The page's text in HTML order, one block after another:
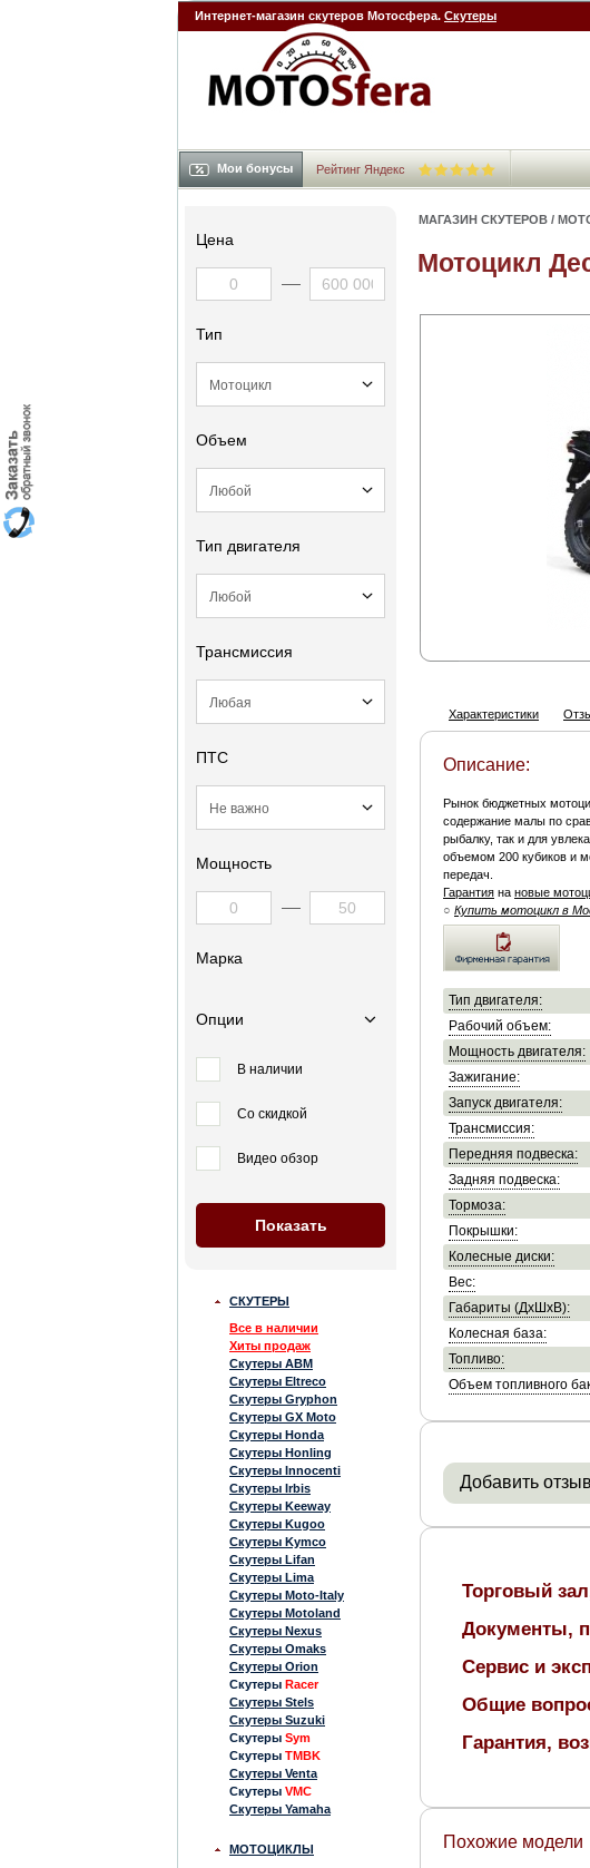
Интернет-магазин скутеров Мотосфера. Скутеры
Мои бонусы Рейтинг Яндекс
Цена
Тип
Объем
Тип двигателя
Трансмиссия
ПТС
Мощность
Марка
Опции
В наличии
Со скидкой
Видео обзор
СКУТЕРЫ
Все в наличии
Хиты продаж
Скутеры ABM
Скутеры Eltreco
Скутеры Gryphon
Скутеры GX Moto
Скутеры Honda
Скутеры Honling
Скутеры Innocenti
Скутеры Irbis
Скутеры Keeway
Скутеры Kugoo
Скутеры Kymco
Скутеры Lifan
Скутеры Lima
Скутеры Moto-Italy
Скутеры Motoland
Скутеры Nexus
Скутеры Omaks
Скутеры Orion
Скутеры Racer
Скутеры Stels
Скутеры Suzuki
Скутеры Sym
Скутеры TMBK
Скутеры Venta
Скутеры VMC
Скутеры Yamaha
МОТОЦИКЛЫ
МАГАЗИН СКУТЕРОВ /
Мотоцикл
Характеристики
Описание:
Рынок бюджетных
содержание малы по
рыбалку, так и для
объемом 200 кубиков и
передач.
Гарантия на новые
○ Купить мотоцикл в
Тип двигателя:
Рабочий объем:
Мощность двигателя:
Зажигание:
Запуск двигателя:
Трансмиссия:
Передняя подвеска:
Задняя подвеска:
Тормоза:
Покрышки:
Колесные диски:
Вес:
Габариты (ДхШхВ):
Колесная база:
Топливо:
Объем топливного
Добавить отзыв
Торговый
Документы,
Сервис и
Общие
Гарантия,
Похожие модели